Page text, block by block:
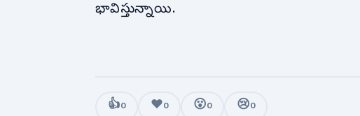
భావిస్తున్నాయి.
👍0 ❤️0 😮0 😢0